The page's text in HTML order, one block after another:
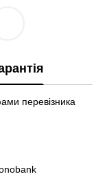
перевізника